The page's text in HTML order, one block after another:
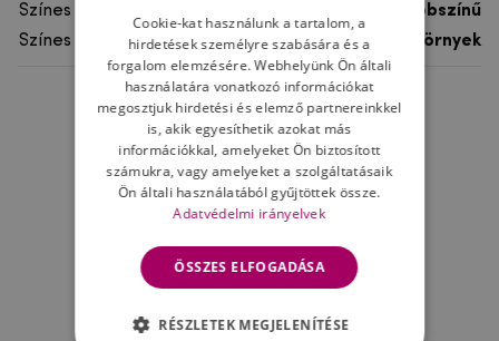
Színes
többszínű
Színes motívum
Szörnyek
Ne felejtsd el
Cookie-kat használunk a tartalom, a
hirdetések személyre szabására és a
forgalom elemzésére. Webhelyünk Ön általi
használatára vonatkozó információkat
megosztjuk hirdetési és elemző partnereinkkel
is, akik egyesíthetik azokat más
információkkal, amelyeket Ön biztosított
számukra, vagy amelyeket a szolgáltatásaik
Ön általi használatából gyűjtöttek össze.
Adatvédelmi irányelvek
ÖSSZES ELFOGADÁSA
RÉSZLETEK MEGJELENÍTÉSE